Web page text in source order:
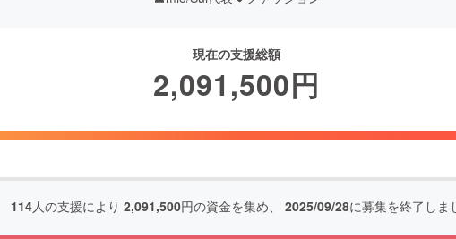
現在の支援総額
2,091,500円
114人の支援により 2,091,500円の資金を集め、 2025/09/28に募集を終了しま